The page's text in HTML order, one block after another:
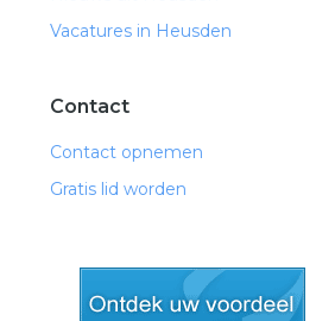
Vacatures in Heusden
Contact
Contact opnemen
Gratis lid worden